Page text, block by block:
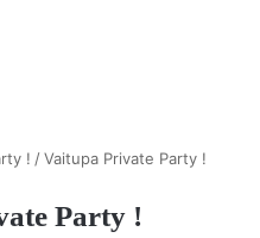
! / Vaitupa Private Party !
Party !